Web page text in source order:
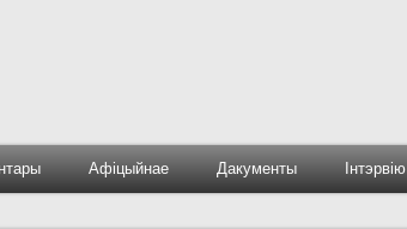
Афіцыйнае Дакументы Інтэрвію